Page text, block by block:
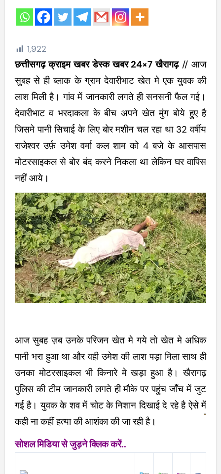
1,922
छत्तीसगढ़ क्राइम खबर डेस्क खबर 24×7 खैरागढ़// आज
सुबह से ही ब्लाक के ग्राम देवारीभाट खेत मे एक युवक की
लाश मिली है। गांव में जानकारी लगते ही सनसनी फैल गई।
देवारीभाट व भरदाकला के बीच अपने खेत मुंग बोये हुए है
जिसमे पानी सिचाई के लिए बोर मशीन चल रहा था 32 वर्षीय
राजेश्वर उर्फ़ उमेश वर्मा कल शाम को 4 बजे के आसपास
मोटरसाइकल से बोर बंद करने निकला था लेकिन घर वापिस
नहीं आये।
आज सुबह ज़ब उनके परिजन खेत मे गये तो खेत मे अधिक
पानी भरा हुआ था और वही उमेश की लाश पड़ा मिला साथ ही
उनका मोटरसाइकल भी किनारे मे खड़ा हुआ है। खैरागढ़
पुलिस की टीम जानकारी लगते ही मौके पर पहुंच जाँच में जुट
गई है। युवक के शव में चोट के निशान दिखाई दे रहे है ऐसे में
कही ना कहीं हत्या की आशंका की जा रही है।
सोशल मिडिया से जुड़ने क्लिक करें..